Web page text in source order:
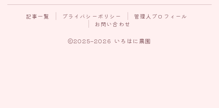
記事一覧 プライバシーポリシー
管理人プロフィール
お問い合わせ
2025–2026 いろはに農園